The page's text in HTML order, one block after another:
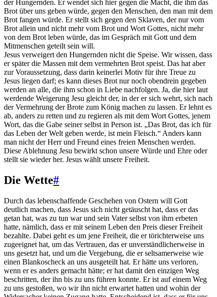
der Hungernden. Er wendet sich hier gegen die Macht, die ihm das
Brot über uns geben würde, gegen den Menschen, den man mit dem
Brot fangen würde. Er stellt sich gegen den Sklaven, der nur vom
Brot allein und nicht mehr vom Brot und Wort Gottes, nicht mehr
von dem Brot leben würde, das im Gespräch mit Gott und dem
Mitmenschen geteilt sein will.
Jesus verweigert den Hungernden nicht die Speise. Wir wissen, dass
er später die Massen mit dem vermehrten Brot speist. Das hat aber
zur Voraussetzung, dass darin keinerlei Motiv für ihre Treue zu
Jesus liegen darf; es kann dieses Brot nur noch obendrein gegeben
werden an alle, die ihm schon in Liebe nachfolgen. Ja, die hier laut
werdende Weigerung Jesu gleicht der, in der er sich wehrt, sich nach
der Vermehrung der Brote zum König machen zu lassen. Er lehnt es
ab, anders zu retten und zu regieren als mit dem Wort Gottes, jenem
Wort, das die Gabe seiner selbst in Person ist. „Das Brot, das ich für
das Leben der Welt geben werde, ist mein Fleisch.“ Anders kann
man nicht der Herr und Freund eines freien Menschen werden.
Diese Ablehnung Jesu bewirkt schon unsere Würde und Ehre oder
stellt sie wieder her. Jesus wählt unsere Freiheit.
Die Wette#
Durch das lebenschaffende Geschehen von Ostern will Gott
deutlich machen, dass Jesus sich nicht getäuscht hat, dass er das
getan hat, was zu tun war und sein Vater selbst von ihm erbeten
hatte, nämlich, dass er mit seinem Leben den Preis dieser Freiheit
bezahlte. Dabei geht es um jene Freiheit, die er törichterweise uns
zugeeignet hat, um das Vertrauen, das er unverständlicherweise in
uns gesetzt hat, und um die Vergebung, die er seltsamerweise wie
einen Blankoscheck an uns ausgeteilt hat. Er hätte uns verloren,
wenn er es anders gemacht hätte; er hat damit den einzigen Weg
beschritten, der ihn bis zu uns führen konnte. Er ist auf einem Weg
zu uns gestoßen, wo wir ihn nicht erwartet hatten und wohin der